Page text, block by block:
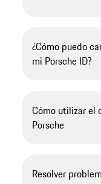
¿Cómo puedo
mi Porsche ID?
Cómo utilizar el
Porsche
Resolver